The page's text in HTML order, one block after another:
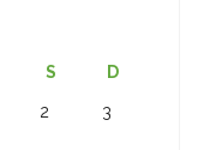
S D
2 3